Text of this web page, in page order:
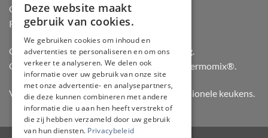
Cookiebeleid
Retourneren
Officiële dealer van Gozney en Big Green Egg.
Officiële advisor en verdeler van Vorwerk Thermomix®.
Vertrouwd door hobbykoks, chefs en professionele keukens.
GERMAN
ENGLISH
Deze website maakt
gebruik van cookies.
We gebruiken cookies om inhoud en
advertenties te personaliseren en om ons
verkeer te analyseren. We delen ook
informatie over uw gebruik van onze site
met onze advertentie- en analysepartners,
die deze kunnen combineren met andere
informatie die u aan hen heeft verstrekt of
die zij hebben verzameld door uw gebruik
van hun diensten. Privacybeleid